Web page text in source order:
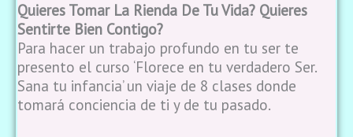
Quieres Tomar La Rienda De Tu Vida? Quieres
Sentirte Bien Contigo?
Para hacer un trabajo profundo en tu ser te
presento el curso ‘Florece en tu verdadero Ser.
Sana tu infancia’ un viaje de 8 clases donde
tomará conciencia de ti y de tu pasado.